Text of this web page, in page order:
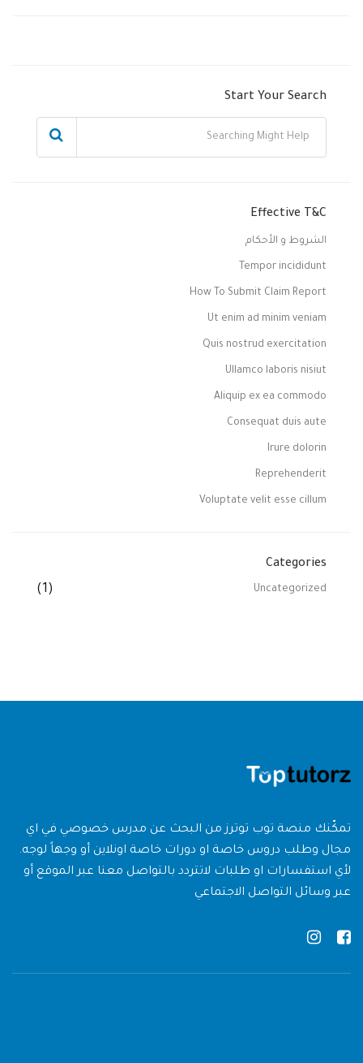
Start Your Search
Effective T&C
الشروط و الأحكام
Tempor incididunt
How To Submit Claim Report
Ut enim ad minim veniam
Quis nostrud exercitation
Ullamco laboris nisiut
Aliquip ex ea commodo
Consequat duis aute
Irure dolorin
Reprehenderit
Voluptate velit esse cillum
Categories
Uncategorized
(1)
تمكّنك منصة توب توترز من البحث عن مدرس خصوصي في اي
مجال وطلب دروس خاصة او دورات خاصة اونلاين أو وجهاً لوجه.
لأي استفسارات او طلبات لاتتردد بالتواصل معنا عبر الموقع أو
عبر وسائل التواصل الاجتماعي